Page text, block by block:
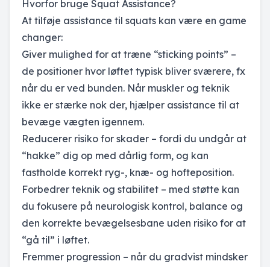
Hvorfor bruge Squat Assistance?
At tilføje assistance til squats kan være en game
changer:
Giver mulighed for at træne “sticking points” –
de positioner hvor løftet typisk bliver sværere, fx
når du er ved bunden. Når muskler og teknik
ikke er stærke nok der, hjælper assistance til at
bevæge vægten igennem.
Reducerer risiko for skader – fordi du undgår at
“hakke” dig op med dårlig form, og kan
fastholde korrekt ryg-, knæ- og hofteposition.
Forbedrer teknik og stabilitet – med støtte kan
du fokusere på neurologisk kontrol, balance og
den korrekte bevægelsesbane uden risiko for at
“gå til” i løftet.
Fremmer progression – når du gradvist mindsker